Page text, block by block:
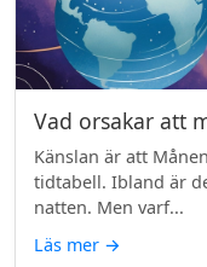
Vad orsakar att
Känslan är att
tidtabell. Ibland är
natten. Men varf...
Läs mer →